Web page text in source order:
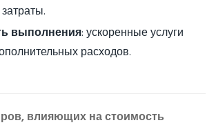
выполнения: ускоренные услуги
расходов.
влияющих на стоимость